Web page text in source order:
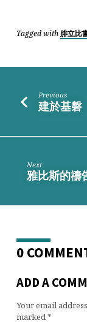
Tagged with 腓立比
Previous
建於基磐
Next
雅比斯的禱
0
ADD A
Your email
marked *